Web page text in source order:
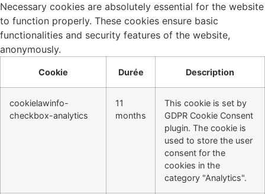
Necessary cookies are absolutely essential for the website
to function properly. These cookies ensure basic
functionalities and security features of the website,
anonymously.
Cookie Durée Description
cookielawinfo-
checkbox-analytics
11
months
This cookie is set by
GDPR Cookie Consent
plugin. The cookie is
used to store the user
consent for the
cookies in the
category "Analytics".